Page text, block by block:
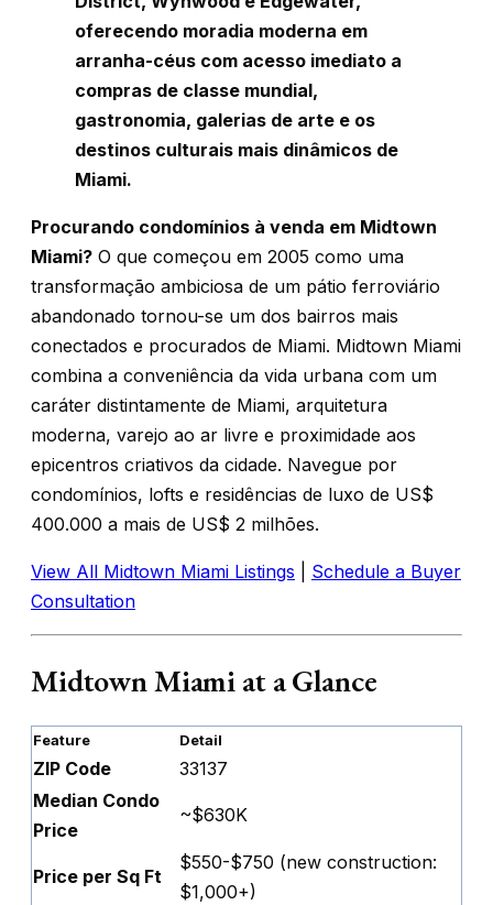
oferecendo moradia moderna em
arranha-céus com acesso imediato a
compras de classe mundial,
gastronomia, galerias de arte e os
destinos culturais mais dinâmicos de
Miami.
Procurando condomínios à venda em Midtown
Miami? O que começou em 2005 como uma
transformação ambiciosa de um pátio ferroviário
abandonado tornou-se um dos bairros mais
conectados e procurados de Miami. Midtown Miami
combina a conveniência da vida urbana com um
caráter distintamente de Miami, arquitetura
moderna, varejo ao ar livre e proximidade aos
epicentros criativos da cidade. Navegue por
condomínios, lofts e residências de luxo de US$
400.000 a mais de US$ 2 milhões.
View All Midtown Miami Listings
Schedule a Buyer
Consultation
Midtown Miami at a Glance
Feature Detail
ZIP Code
33137
Median Condo
Price
~$630K
Price per Sq Ft
$550-$750 (new construction:
$1,000+)